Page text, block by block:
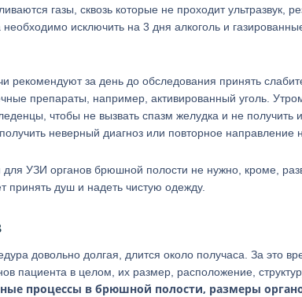
газы, сквозь которые не проходит ультразвук,
исключить на 3 дня алкоголь и
рекомендуют за день до обследования принять
препараты, например, активированный уголь.
чтобы не вызвать спазм желудка и не получить
неверный диагноз или повторное
УЗИ органов брюшной полости не нужно, кроме,
душ и надеть чистую одежду.
довольно долгая, длится около получаса. За это
пациента в целом, их размер, расположение,
процессы в брюшной полости, размеры